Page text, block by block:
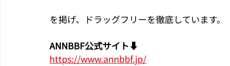
を掲げ、ドラッグフリーを徹底しています。
ANNBBF公式サイト⬇️
https://www.annbbf.jp/